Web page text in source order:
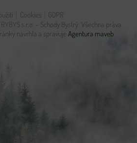
Cookies
GDPR
s.r.o. – Schody Bystrý. Všechna práva
navrhla a spravuje Agentura maveb